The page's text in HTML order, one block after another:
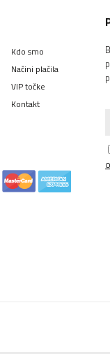
Kdo smo
Načini plačila
VIP točke
Kontakt